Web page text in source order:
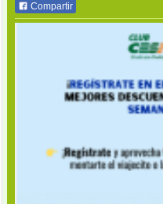
Compartir